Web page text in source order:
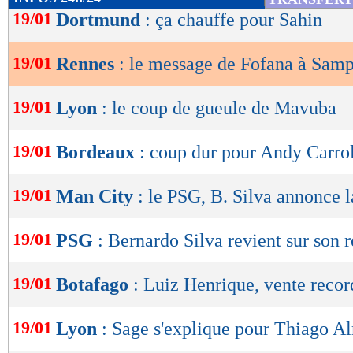
de
OK
19/01 Dortmund : ça chauffe pour Sahin
19/01 Rennes : le message de Fofana à
19/01 Lyon : le coup de gueule de Mavuba
19/01 Bordeaux : coup dur pour Andy
19/01 Man City : le PSG, B. Silva annonce
19/01 PSG : Bernardo Silva revient sur son
19/01 Botafago : Luiz Henrique, vente
19/01 Lyon : Sage s'explique pour Thiago